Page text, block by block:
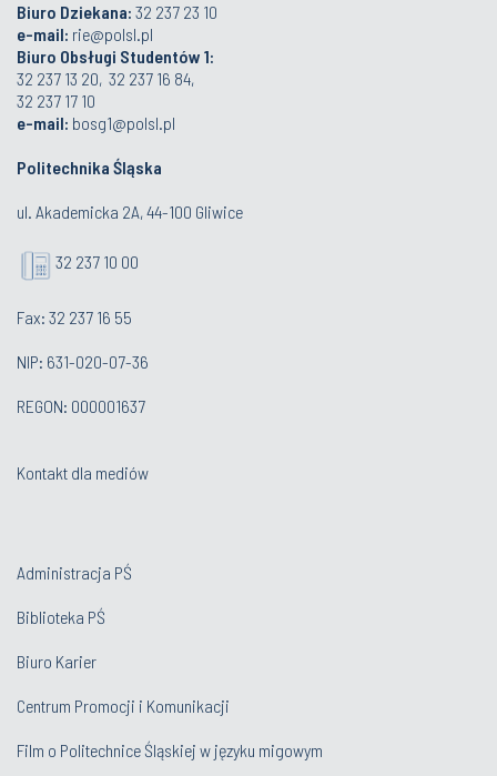
Biuro Dziekana: 32 237 23 10
e-mail: rie@polsl.pl
Biuro Obsługi Studentów 1:
32 237 13 20, 32 237 16 84,
32 237 17 10
e-mail: bosg1@polsl.pl
Politechnika Śląska
ul. Akademicka 2A, 44-100 Gliwice
32 237 10 00
Fax: 32 237 16 55
NIP: 631-020-07-36
REGON: 000001637
Kontakt dla mediów
Administracja PŚ
Biblioteka PŚ
Biuro Karier
Centrum Promocji i Komunikacji
Film o Politechnice Śląskiej w języku migowym